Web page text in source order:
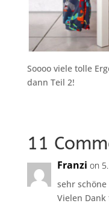
Soooo viele tolle
dann Teil 2!
11
Franzi on
sehr schöne
Vielen